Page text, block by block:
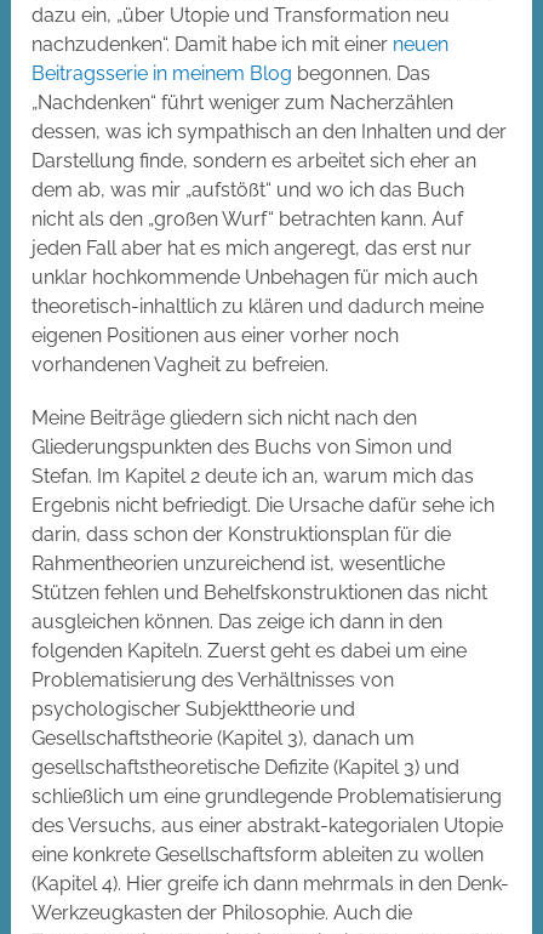
dazu ein, „über Utopie und Transformation neu
nachzudenken“. Damit habe ich mit einer neuen
Beitragsserie in meinem Blog begonnen. Das
„Nachdenken“ führt weniger zum Nacherzählen
dessen, was ich sympathisch an den Inhalten und der
Darstellung finde, sondern es arbeitet sich eher an
dem ab, was mir „aufstößt“ und wo ich das Buch
nicht als den „großen Wurf“ betrachten kann. Auf
jeden Fall aber hat es mich angeregt, das erst nur
unklar hochkommende Unbehagen für mich auch
theoretisch-inhaltlich zu klären und dadurch meine
eigenen Positionen aus einer vorher noch
vorhandenen Vagheit zu befreien.
Meine Beiträge gliedern sich nicht nach den
Gliederungspunkten des Buchs von Simon und
Stefan. Im Kapitel 2 deute ich an, warum mich das
Ergebnis nicht befriedigt. Die Ursache dafür sehe ich
darin, dass schon der Konstruktionsplan für die
Rahmentheorien unzureichend ist, wesentliche
Stützen fehlen und Behelfskonstruktionen das nicht
ausgleichen können. Das zeige ich dann in den
folgenden Kapiteln. Zuerst geht es dabei um eine
Problematisierung des Verhältnisses von
psychologischer Subjekttheorie und
Gesellschaftstheorie (Kapitel 3), danach um
gesellschaftstheoretische Defizite (Kapitel 3) und
schließlich um eine grundlegende Problematisierung
des Versuchs, aus einer abstrakt-kategorialen Utopie
eine konkrete Gesellschaftsform ableiten zu wollen
(Kapitel 4). Hier greife ich dann mehrmals in den Denk-
Werkzeugkasten der Philosophie. Auch die